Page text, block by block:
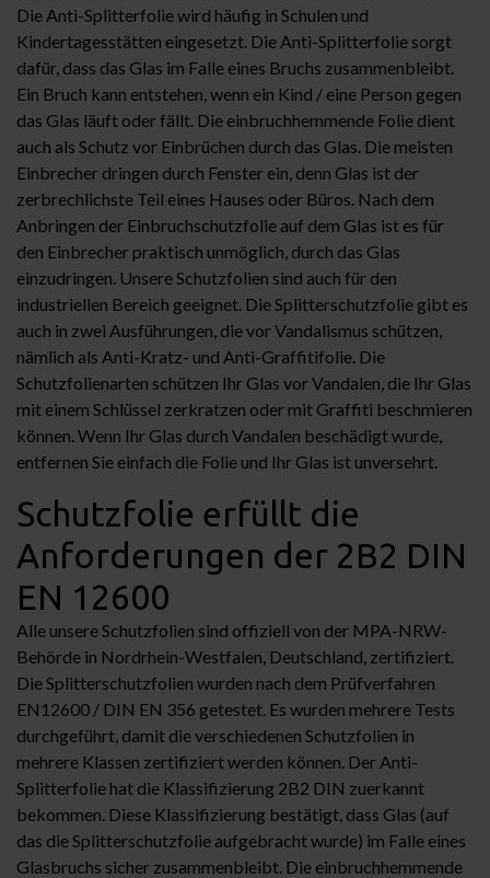
Die Anti-Splitterfolie wird häufig in Schulen und
Kindertagesstätten eingesetzt. Die Anti-Splitterfolie sorgt
dafür, dass das Glas im Falle eines Bruchs zusammenbleibt.
Ein Bruch kann entstehen, wenn ein Kind / eine Person gegen
das Glas läuft oder fällt. Die einbruchhemmende Folie dient
auch als Schutz vor Einbrüchen durch das Glas. Die meisten
Einbrecher dringen durch Fenster ein, denn Glas ist der
zerbrechlichste Teil eines Hauses oder Büros. Nach dem
Anbringen der Einbruchschutzfolie auf dem Glas ist es für
den Einbrecher praktisch unmöglich, durch das Glas
einzudringen. Unsere Schutzfolien sind auch für den
industriellen Bereich geeignet. Die Splitterschutzfolie gibt es
auch in zwei Ausführungen, die vor Vandalismus schützen,
nämlich als Anti-Kratz- und Anti-Graffitifolie. Die
Schutzfolienarten schützen Ihr Glas vor Vandalen, die Ihr Glas
mit einem Schlüssel zerkratzen oder mit Graffiti beschmieren
können. Wenn Ihr Glas durch Vandalen beschädigt wurde,
entfernen Sie einfach die Folie und Ihr Glas ist unversehrt.
Schutzfolie erfüllt die
Anforderungen der 2B2 DIN
EN 12600
Alle unsere Schutzfolien sind offiziell von der MPA-NRW-
Behörde in Nordrhein-Westfalen, Deutschland, zertifiziert.
Die Splitterschutzfolien wurden nach dem Prüfverfahren
EN12600 / DIN EN 356 getestet. Es wurden mehrere Tests
durchgeführt, damit die verschiedenen Schutzfolien in
mehrere Klassen zertifiziert werden können. Der Anti-
Splitterfolie hat die Klassifizierung 2B2 DIN zuerkannt
bekommen. Diese Klassifizierung bestätigt, dass Glas (auf
das die Splitterschutzfolie aufgebracht wurde) im Falle eines
Glasbruchs sicher zusammenbleibt. Die einbruchhemmende